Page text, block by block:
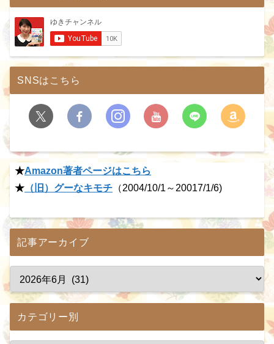
SNSはこちら
★Amazon著者ページはこちら
★ （旧）グーなキモチ （2004/10/1～20017/1/6)
記事アーカイブ
カテゴリー別